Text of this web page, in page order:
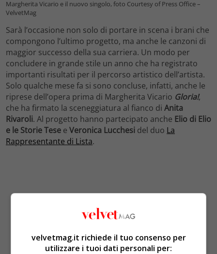
Margherita Vicario e il nuovo singolo, foto Courtesy of Press Office –
VelvetMag
Sarà l’occasione non solo di portare in scena i brani che
compongono l’ultimo progetto, ma anche le canzoni di
maggior successo della sua carriera. Un modo per
concludere in grande stile un anno che ha registrato
importanti risultati per il percorso artistico dell’artista.
Solo qualche mese fa si sono concluse, infatti, anche le
riprese dell’opera prima di Margherita Vicario Gloria!,
che ha firmato la sceneggiatura al fianco di Anita
Rivaroli. Al progetto hanno partecipato anche Elio di Elio
e le Storie Tese e Veronica Lucchesi del duo La
Rappresentante di Lista.
velvetmag.it richiede il tuo consenso per
utilizzare i tuoi dati personali per: